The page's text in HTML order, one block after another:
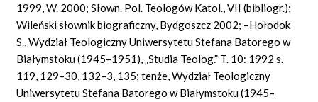
1999, W. 2000; Słown. Pol. Teologów Katol., VII (bibliogr.);
Wileński słownik biograficzny, Bydgoszcz 2002; –Hołodok
S., Wydział Teologiczny Uniwersytetu Stefana Batorego w
Białymstoku (1945–1951), „Studia Teolog.” T. 10: 1992 s.
119, 129–30, 132–3, 135; tenże, Wydział Teologiczny
Uniwersytetu Stefana Batorego w Białymstoku (1945–